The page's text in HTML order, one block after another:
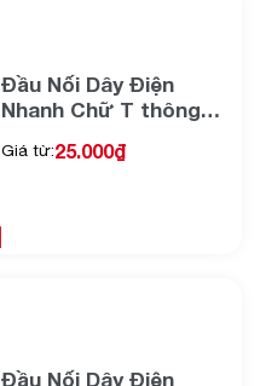
Đầu Nối Dây Điện
Nhanh Chữ T thông
chống nước chịu tải
Giá từ:25.000₫
Đầu Nối Dây Điện